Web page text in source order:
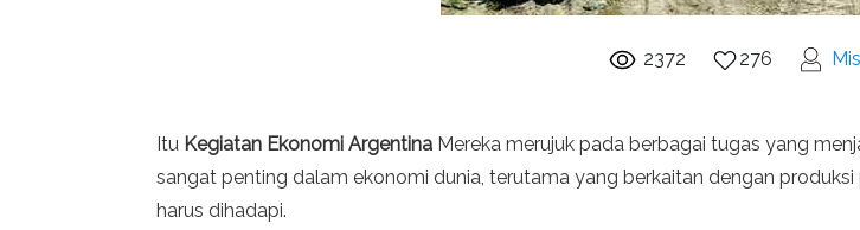
2372 276
Itu Kegiatan Ekonomi Argentina Mereka merujuk pada berbagai tugas yang
sangat penting dalam ekonomi dunia, terutama yang berkaitan dengan
harus dihadapi.